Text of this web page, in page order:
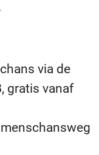
via de
gratis vanaf